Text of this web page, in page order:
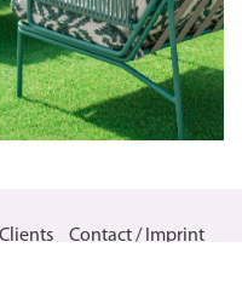
Clients Contact / Imprint